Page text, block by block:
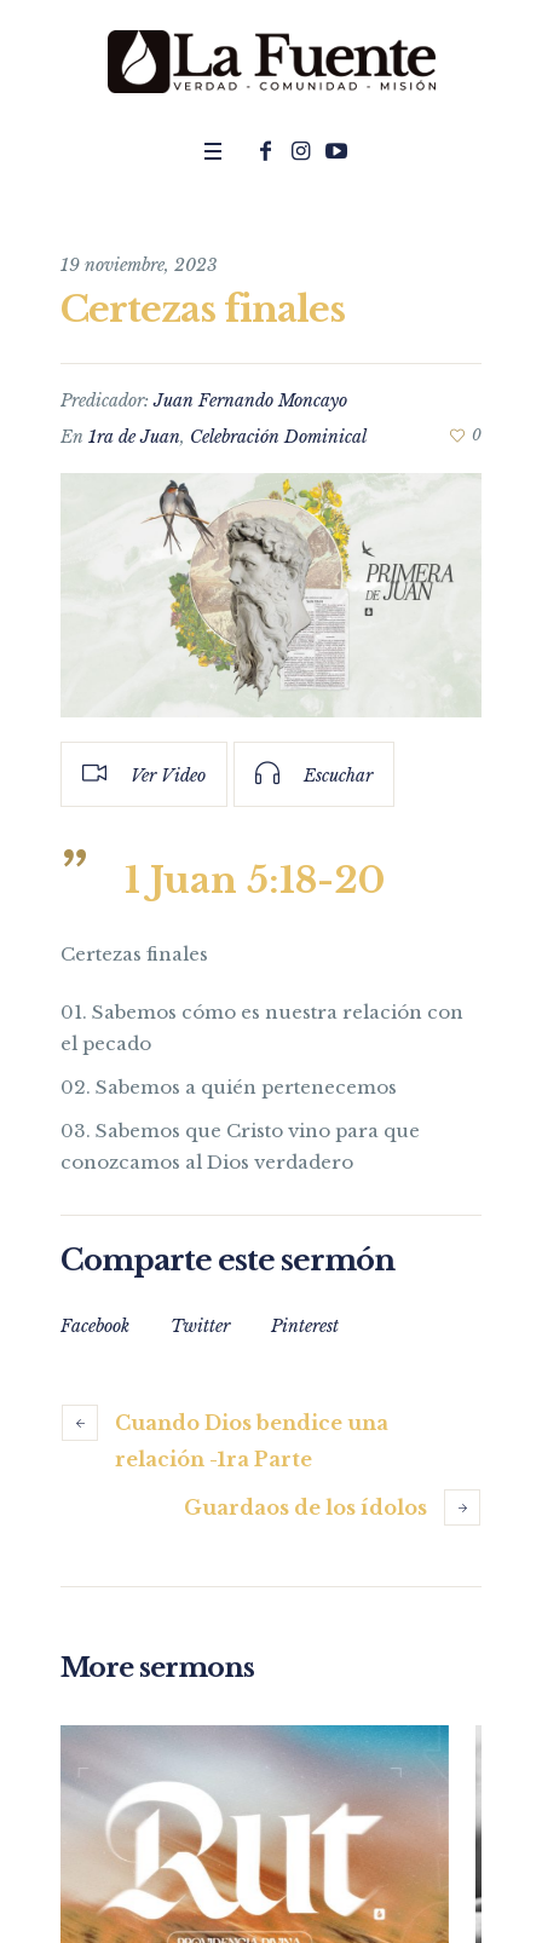
19 noviembre, 2023
Certezas finales
Predicador:Juan Fernando Moncayo
En 1ra de Juan, Celebración Dominical 0
Ver Video Escuchar
1 Juan 5:18-20
Certezas finales
Sabemos cómo es nuestra relación con
el pecado
Sabemos a quién pertenecemos
Sabemos que Cristo vino para que
conozcamos al Dios verdadero
Comparte este sermón
Facebook Twitter Pinterest
Cuando Dios bendice una
relación -1ra Parte
Guardaos de los ídolos
More sermons